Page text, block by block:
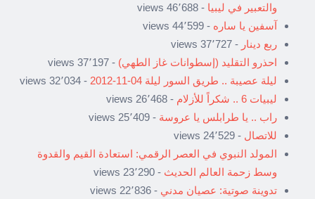
والتعبير في ليبيا - 46٬688 views
آسفين يا ساره - 44٬599 views
ربع دينار - 37٬727 views
احذرو التقليد (إسطوانات غاز الطهي) - 37٬197 views
ليلة عصيبة .. طريق السور ليلة 04-11-2012
- 32٬034 views
ليبيات 6 .. شكراً للأزلام
- 26٬468 views
راب .. يا طرابلس يا عروسة - 25٬409 views
للاتصال - 24٬529 views
المولد النبوي في العصر الرقمي: استعادة القيم والقدوة
وسط زحمة العالم الحديث - 23٬290 views
تدوينة صوتية: عصيان مدني - 22٬836 views